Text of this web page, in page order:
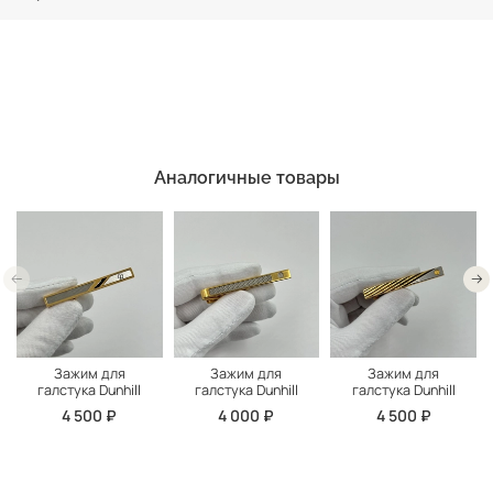
Аналогичные товары
Зажим для
галстука Dunhill
4 500 ₽
Зажим для
галстука Dunhill
4 000 ₽
Зажим для
галстука Dunhill
4 500 ₽